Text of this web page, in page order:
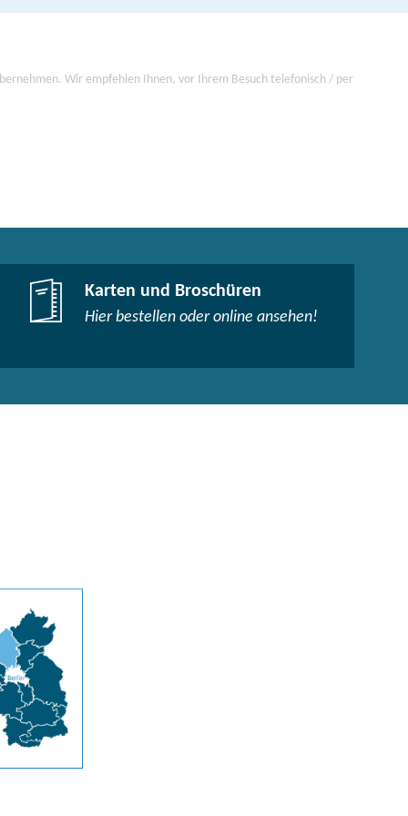
Wir empfehlen Ihnen, vor Ihrem Besuch telefonisch / per
Karten und Broschüren
Hier bestellen oder online ansehen!